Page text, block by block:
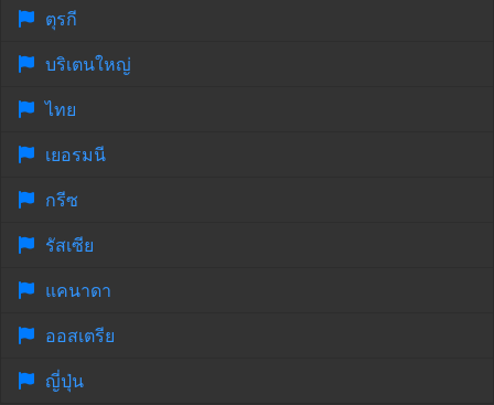
ตุรกี
บริเตนใหญ่
ไทย
เยอรมนี
กรีซ
รัสเซีย
แคนาดา
ออสเตรีย
ญี่ปุ่น